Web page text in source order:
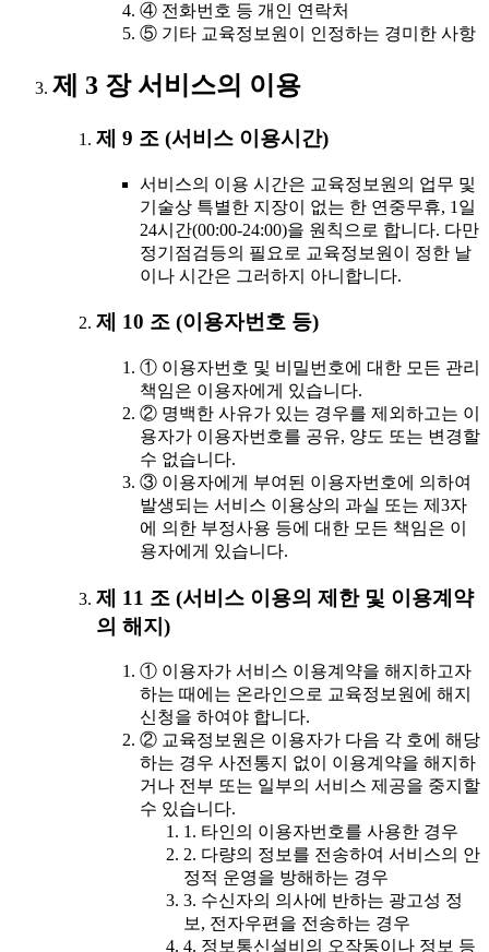
④ 전화번호 등 개인 연락처
⑤ 기타 교육정보원이 인정하는 경미한 사항
제 3 장 서비스의 이용
제 9 조 (서비스 이용시간)
서비스의 이용 시간은 교육정보원의 업무 및
기술상 특별한 지장이 없는 한 연중무휴, 1일
24시간(00:00-24:00)을 원칙으로 합니다. 다만
정기점검등의 필요로 교육정보원이 정한 날
이나 시간은 그러하지 아니합니다.
제 10 조 (이용자번호 등)
① 이용자번호 및 비밀번호에 대한 모든 관리
책임은 이용자에게 있습니다.
② 명백한 사유가 있는 경우를 제외하고는 이
용자가 이용자번호를 공유, 양도 또는 변경할
수 없습니다.
③ 이용자에게 부여된 이용자번호에 의하여
발생되는 서비스 이용상의 과실 또는 제3자
에 의한 부정사용 등에 대한 모든 책임은 이
용자에게 있습니다.
제 11 조 (서비스 이용의 제한 및 이용계약
의 해지)
① 이용자가 서비스 이용계약을 해지하고자
하는 때에는 온라인으로 교육정보원에 해지
신청을 하여야 합니다.
② 교육정보원은 이용자가 다음 각 호에 해당
하는 경우 사전통지 없이 이용계약을 해지하
거나 전부 또는 일부의 서비스 제공을 중지할
수 있습니다.
1. 타인의 이용자번호를 사용한 경우
2. 다량의 정보를 전송하여 서비스의 안
정적 운영을 방해하는 경우
3. 수신자의 의사에 반하는 광고성 정
보, 전자우편을 전송하는 경우
4. 정보통신설비의 오작동이나 정보 등